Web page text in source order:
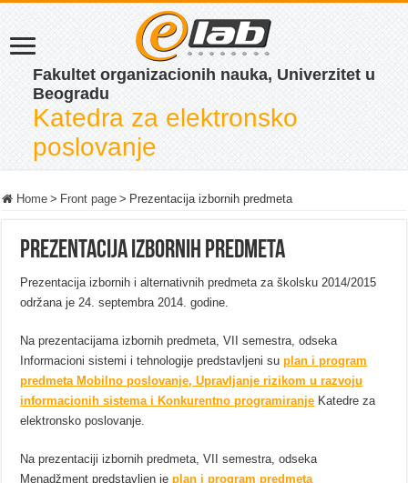
Fakultet organizacionih nauka, Univerzitet u
Beogradu
Katedra za elektronsko
poslovanje
Home > Front page > Prezentacija izbornih predmeta
Prezentacija izbornih predmeta
Prezentacija izbornih i alternativnih predmeta za školsku 2014/2015
održana je 24. septembra 2014. godine.
Na prezentacijamaizbornih predmeta, VII semestra, odseka
Informacioni sistemi i tehnologije predstavljeni suplan i program
predmeta Mobilno poslovanje, Upravljanje rizikom u razvoju
informacionih sistema i Konkurentno programiranje Katedre za
elektronsko poslovanje.
Na prezentaciji izbornih predmeta, VII semestra, odseka
Menadžment predstavljen jeplan i program predmeta